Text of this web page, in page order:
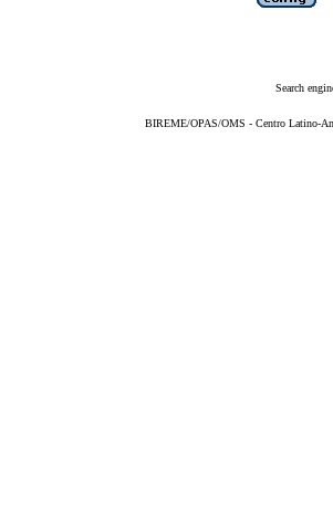
Search
BIREME/OPAS/OMS - Centro Latino-